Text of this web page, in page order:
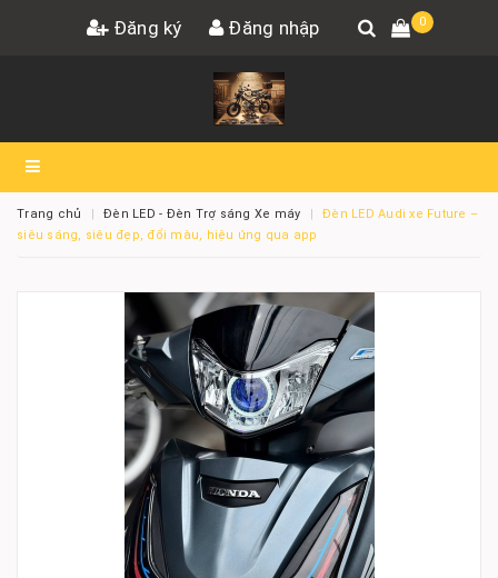
Đăng ký Đăng nhập 0
Trang chủ Đèn LED - Đèn Trợ sáng Xe máy
Đèn LED Audi xe Future –
siêu sáng, siêu đẹp, đổi màu, hiệu ứng qua app